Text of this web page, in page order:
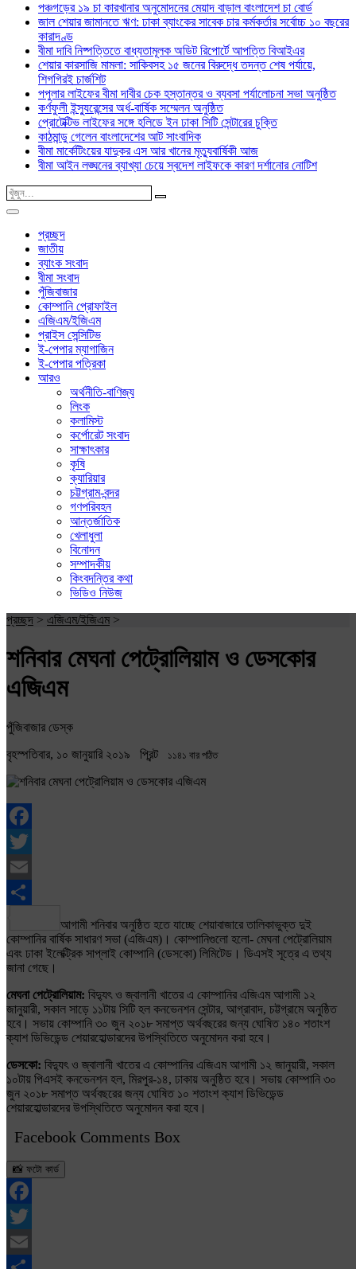
পঞ্চগড়ের ১৯ চা কারখানার অনুমোদনের মেয়াদ বাড়াল বাংলাদেশ চা বোর্ড
জাল শেয়ার জামানতে ঋণ: ঢাকা ব্যাংকের সাবেক চার কর্মকর্তার সর্বোচ্চ ১০ বছরের
কারাদণ্ড
বীমা দাবি নিষ্পত্তিতে বাধ্যতামূলক অডিট রিপোর্টে আপত্তি বিআইএর
শেয়ার কারসাজি মামলা: সাকিবসহ ১৫ জনের বিরুদ্ধে তদন্ত শেষ পর্যায়ে,
শিগগিরই চার্জশিট
পপুলার লাইফের বীমা দাবীর চেক হস্তান্তর ও ব্যবসা পর্যালোচনা সভা অনুষ্ঠিত
কর্ণফুলী ইন্স্যুরেন্সের অর্ধ-বার্ষিক সম্মেলন অনুষ্ঠিত
প্রোটেক্টিভ লাইফের সঙ্গে হলিডে ইন ঢাকা সিটি সেন্টারের চুক্তি
কাঠমান্ডু গেলেন বাংলাদেশের আট সাংবাদিক
বীমা মার্কেটিংয়ের যাদুকর এস আর খানের মৃত্যুবার্ষিকী আজ
বীমা আইন লঙ্ঘনের ব্যাখ্যা চেয়ে স্বদেশ লাইফকে কারণ দর্শানোর নোটিশ
প্রচ্ছদ
জাতীয়
ব্যাংক সংবাদ
বীমা সংবাদ
পুঁজিবাজার
কোম্পানি প্রোফাইল
এজিএম/ইজিএম
প্রাইস সেন্সিটিভ
ই-পেপার ম্যাগাজিন
ই-পেপার পত্রিকা
আরও
অর্থনীতি-বাণিজ্য
লিংক
কলামিস্ট
কর্পোরেট সংবাদ
সাক্ষাৎকার
কৃষি
ক্যারিয়ার
চট্টগ্রাম-বন্দর
গণপরিবহন
আন্তর্জাতিক
খেলাধুলা
বিনোদন
সম্পাদকীয়
কিংবদন্তির কথা
ভিডিও নিউজ
প্রচ্ছদ > এজিএম/ইজিএম >
শনিবার মেঘনা পেট্রোলিয়াম ও ডেসকোর
এজিএম
পুঁজিবাজার ডেস্ক
বৃহস্পতিবার, ১০ জানুয়ারি ২০১৯ প্রিন্ট ১১৪১ বার পঠিত
Facebook
Twitter
Email
Share
আগামী শনিবার অনুষ্ঠিত হতে যাচ্ছে শেয়াবাজারে তালিকাভুক্ত দুই
কোম্পানির বার্ষিক সাধারণ সভা (এজিএম)। কোম্পানিগুলো হলো- মেঘনা পেট্রোলিয়াম
এবং ঢাকা ইলেক্ট্রিক সাপ্লাই কোম্পানি (ডেসকো) লিমিটেড। ডিএসই সূত্রে এ তথ্য
জানা গেছে।
মেঘনা পেট্রোলিয়াম: বিদ্যুৎ ও জ্বালানী খাতের এ কোম্পানির এজিএম আগামী ১২
জানুয়ারী, সকাল সাড়ে ১১টায় সিটি হল কনভেনশন সেন্টার, আগ্রাবাদ, চট্টগ্রামে অনুষ্ঠিত
হবে। সভায় কোম্পানি ৩০ জুন ২০১৮ সমাপ্ত অর্থবছরের জন্য ঘোষিত ১৪০ শতাংশ
ক্যাশ ডিভিডেন্ড শেয়ারহোল্ডারদের উপস্থিতিতে অনুমোদন করা হবে।
ডেসকো: বিদ্যুৎ ও জ্বালানী খাতের এ কোম্পানির এজিএম আগামী ১২ জানুয়ারী, সকাল
১০টায় পিএসই কনভেনশন হল, মিরপুর-১৪, ঢাকায় অনুষ্ঠিত হবে। সভায় কোম্পানি ৩০
জুন ২০১৮ সমাপ্ত অর্থবছরের জন্য ঘোষিত ১০ শতাংশ ক্যাশ ডিভিডেন্ড
শেয়ারহোল্ডারদের উপস্থিতিতে অনুমোদন করা হবে।
Facebook Comments Box
📸 ফটো কার্ড
Facebook
Twitter